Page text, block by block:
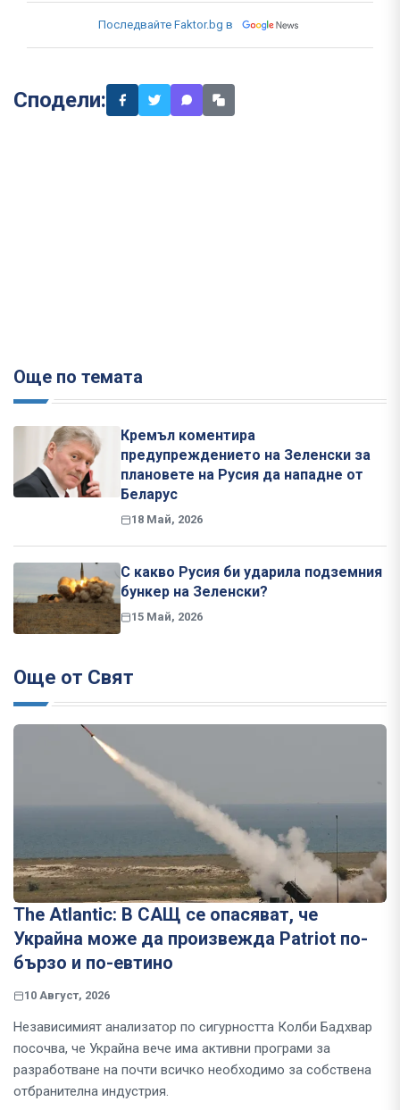
Последвайте Faktor.bg в
Сподели:
Още по темата
Кремъл коментира
предупреждението на Зеленски за
плановете на Русия да нападне от
Беларус
18 Май, 2026
С какво Русия би ударила подземния
бункер на Зеленски?
15 Май, 2026
Още от Свят
The Atlantic: В САЩ се опасяват, че
Украйна може да произвежда Patriot по-
бързо и по-евтино
10 Август, 2026
Независимият анализатор по сигурността Колби Бадхвар
посочва, че Украйна вече има активни програми за
разработване на почти всичко необходимо за собствена
отбранителна индустрия.